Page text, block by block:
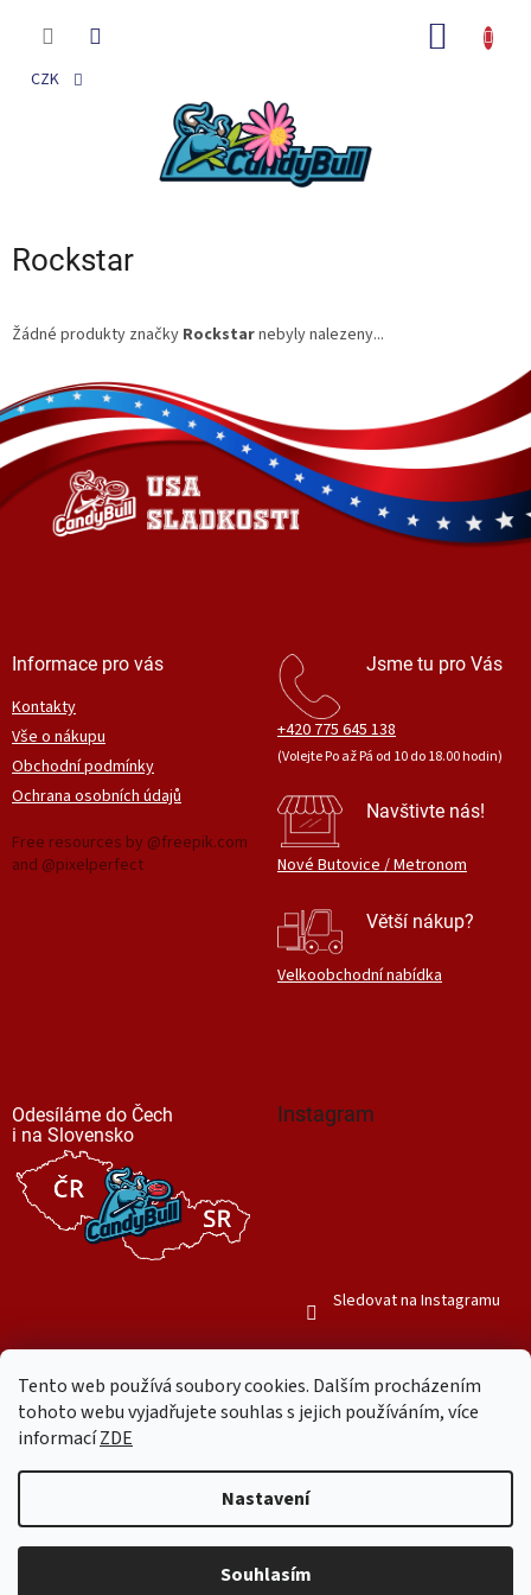
Tento web používá soubory cookies. Dalším procházením
tohoto webu vyjadřujete souhlas s jejich používáním, více
informacíZDE
Nastavení
Souhlasím
CZK
Rockstar
Žádné produkty značky Rockstarnebyly nalezeny...
á
p
a
í
Informace pro vás
Kontakty
Vše o nákupu
Obchodní podmínky
Ochrana osobních údajů
Free resources by @freepik.com
and @pixelperfect
Jsme tu pro Vás
+420 775 645 138
(Volejte Po až Pá od 10 do 18.00 hodin)
Navštivte nás!
Nové Butovice / Metronom
Větší nákup?
Velkoobchodní nabídka
Odesíláme do Čech
i na Slovensko
Instagram
Sledovat na Instagramu
Copyright 2026Mr. Candy Bull. Všechna práva vyhrazena.Upravit
nastavení cookies